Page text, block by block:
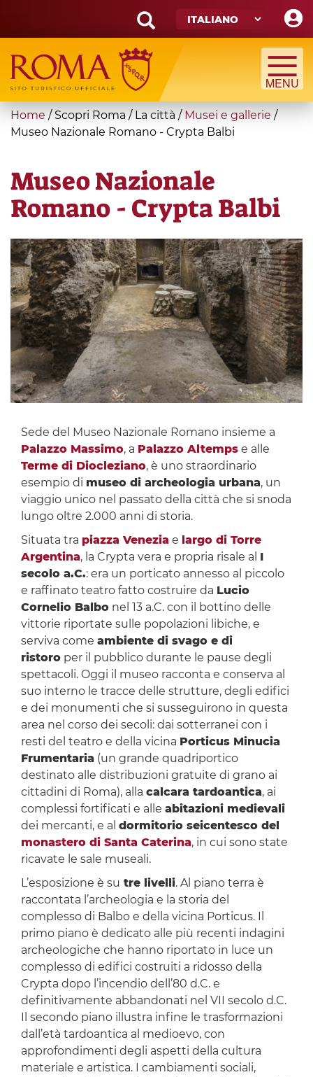
main
content
Search
form
Cerca
You
are
Home / Scopri Roma / La città / Musei e gallerie /
Museo Nazionale Romano - Crypta Balbi
Museo Nazionale
Romano - Crypta Balbi
Sede del Museo Nazionale Romano insieme a
Palazzo Massimo, a Palazzo Altemps e alle
Terme di Diocleziano, è uno straordinario
esempio di museo di archeologia urbana, un
viaggio unico nel passato della città che si snoda
lungo oltre 2.000 anni di storia.
Situata tra piazza Veneziae largo di Torre
Argentina, la Crypta vera e propria risale al I
secolo a.C.: era un porticato annesso al piccolo
e raffinato teatro fatto costruire da Lucio
Cornelio Balbonel 13 a.C. con il bottino delle
vittorie riportate sulle popolazioni libiche, e
serviva come ambiente di svago e di
ristoroper il pubblico durante le pause degli
spettacoli. Oggi il museo racconta e conserva al
suo interno le tracce delle strutture, degli edifici
e dei monumenti che si susseguirono in questa
area nel corso dei secoli: dai sotterranei con i
resti del teatro e della vicina Porticus Minucia
Frumentaria (un grande quadriportico
destinato alle distribuzioni gratuite di grano ai
cittadini di Roma), alla calcara tardoantica, ai
complessi fortificati e alle abitazioni medievali
dei mercanti, e al dormitorio seicentesco del
monastero di Santa Caterina, in cui sono state
ricavate le sale museali.
L’esposizione è su tre livelli. Al piano terra è
raccontata l’archeologia e la storia del
complesso di Balbo e della vicina Porticus. Il
primo piano è dedicato alle più recenti indagini
archeologiche che hanno riportato in luce un
complesso di edifici costruiti a ridosso della
Crypta dopo l’incendio dell’80 d.C. e
definitivamente abbandonati nel VII secolo d.C.
Il secondo piano illustra infine le trasformazioni
dall’età tardoantica al medioevo, con
approfondimenti degli aspetti della cultura
materiale e artistica. I cambiamenti sociali,